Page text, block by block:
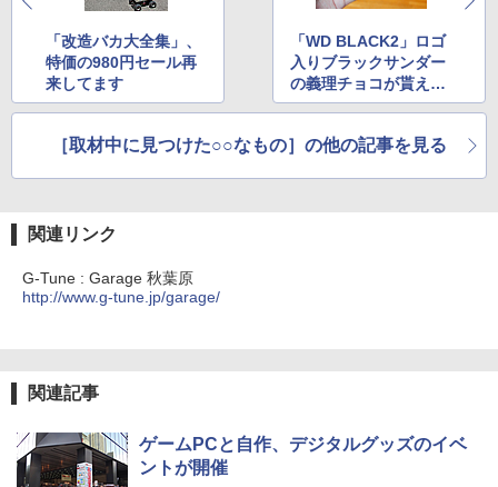
「改造バカ大全集」、
特価の980円セール再
来してます
「WD BLACK2」ロゴ
入りブラックサンダー
の義理チョコが貰える
バレンタインキャンペ
［取材中に見つけた○○なもの］の他の記事を見る
関連リンク
G-Tune : Garage 秋葉原
http://www.g-tune.jp/garage/
関連記事
ゲームPCと自作、デジタルグッズのイベ
ントが開催